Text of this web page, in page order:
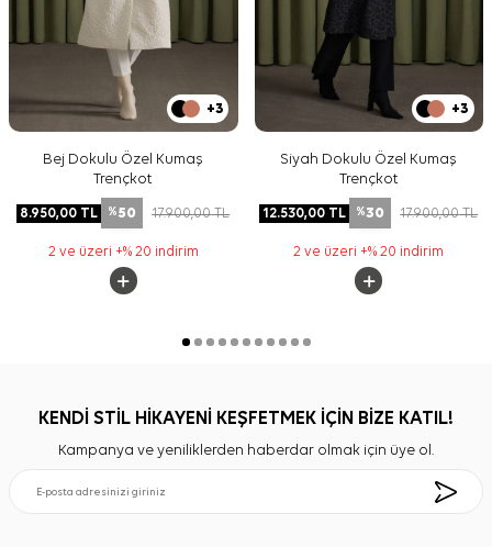
+3
Bej Dokulu Özel Kumaş
Trençkot
8.950,00 TL %50 17.900,00TL
2 ve üzeri +% 20 indirim
+3
Siyah Dokulu Özel Kumaş
Trençkot
12.530,00 TL %30 17.900,00TL
2 ve üzeri +% 20 indirim
KENDİ STİL HİKAYENİ KEŞFETMEK İÇİN BİZE KATIL!
Kampanya ve yeniliklerden haberdar olmak için üye ol.